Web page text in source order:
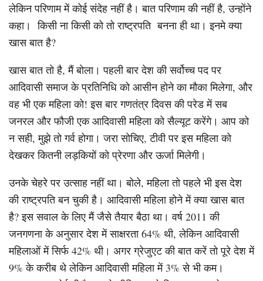
लेकिन परिणाम में कोई संदेह नहीं है। बात परिणाम की नहीं है, उन्होंने
कहा। किसी ना किसी को तो राष्ट्रपति बनना ही था। इनमे क्या
खास बात है?
खास बात तो है, मैं बोला। पहली बार देश की सर्वोच्च पद पर
आदिवासी समाज के प्रतिनिधि को आसीन होने का मौका मिलेगा, और
वह भी एक महिला को! इस बार गणतंत्र दिवस की परेड में सब
जनरल और फौजी एक आदिवासी महिला को सैल्यूट करेंगे। आप को
न सही, मुझे तो गर्व होगा। जरा सोचिए, टीवी पर इस महिला को
देखकर कितनी लड़कियों को प्रेरणा और ऊर्जा मिलेगी।
उनके चेहरे पर उत्साह नहीं था। बोले, महिला तो पहले भी इस देश
की राष्ट्रपति बन चुकी है। आदिवासी महिला होने में क्या खास बात
है? इस सवाल के लिए मैं जैसे तैयार बैठा था। वर्ष 2011 की
जनगणना के अनुसार देश में साक्षरता 64% थी, लेकिन आदिवासी
महिलाओं में सिर्फ 42% थी। अगर ग्रेजुएट की बात करें तो पूरे देश में
9% के करीब थे लेकिन आदिवासी महिला में 3% से भी कम।